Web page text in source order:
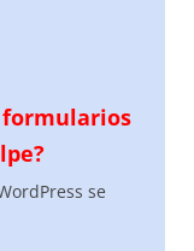
formularios
se